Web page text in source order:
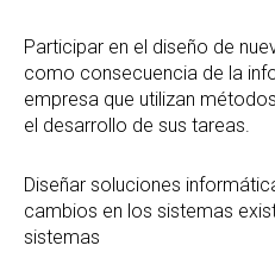
Participar en el diseño de
como consecuencia de la
empresa que utilizan
el desarrollo de sus tareas.
Diseñar soluciones
cambios en los sistemas
sistemas